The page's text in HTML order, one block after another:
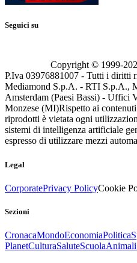
Seguici su
Copyright © 1999-
P.Iva 03976881007 - Tutti i diritti
Mediamond S.p.A. - RTI S.p.A.,
Amsterdam (Paesi Bassi) - Uffici
Monzese (MI)Rispetto ai
riprodotti è vietata ogni
sistemi di intelligenza artificiale
espresso di utilizzare mezzi
Legal
CorporatePrivacy PolicyCookie
Sezioni
CronacaMondoEconomiaPolitica
PlanetCulturaSaluteScuolaAnimali